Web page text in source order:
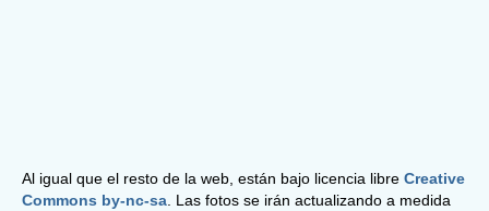
Al igual que el resto de la web, están bajo licencia libre Creative
Commons by-nc-sa . Las fotos se irán actualizando a medida